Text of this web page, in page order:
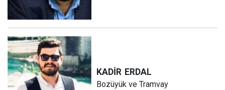
KADİR ERDAL
Bozüyük ve Tramvay